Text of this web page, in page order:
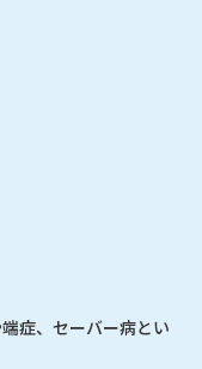
症、セーバー病とい